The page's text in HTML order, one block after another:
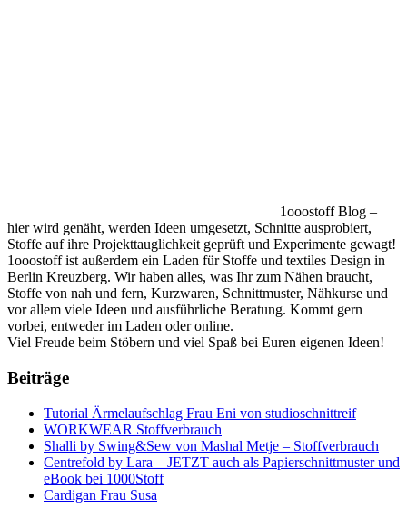
1ooostoff Blog –
hier wird genäht, werden Ideen umgesetzt, Schnitte ausprobiert,
Stoffe auf ihre Projekttauglichkeit geprüft und Experimente gewagt!
1ooostoff ist außerdem ein Laden für Stoffe und textiles Design in
Berlin Kreuzberg. Wir haben alles, was Ihr zum Nähen braucht,
Stoffe von nah und fern, Kurzwaren, Schnittmuster, Nähkurse und
vor allem viele Ideen und ausführliche Beratung. Kommt gern
vorbei, entweder im Laden oder online.
Viel Freude beim Stöbern und viel Spaß bei Euren eigenen Ideen!
Beiträge
Tutorial Ärmelaufschlag Frau Eni von studioschnittreif
WORKWEAR Stoffverbrauch
Shalli by Swing&Sew von Mashal Metje – Stoffverbrauch
Centrefold by Lara – JETZT auch als Papierschnittmuster und
eBook bei 1000Stoff
Cardigan Frau Susa